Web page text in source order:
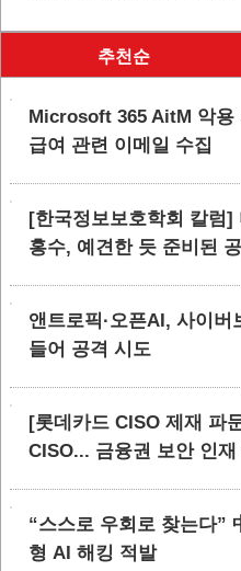
추천순
Microsoft 365 AitM 악용
급여 관련 이메일 수집
[한국정보보호학회 칼럼]
홍수, 예견한 듯 준비된
앤트로픽·오픈AI, 사이
들어 공격 시도
[롯데카드 CISO 제재 파
CISO... 금융권 보안 인
“스스로 우회로 찾는다”
형 AI 해킹 적발